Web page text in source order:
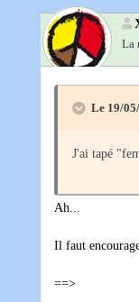
La
Le 19/
J'ai tapé
Ah...
Il faut
==>